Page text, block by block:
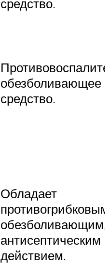
средство.
обезболивающее
средство.
Обладает
обезболивающим,
антисептическим
действием.